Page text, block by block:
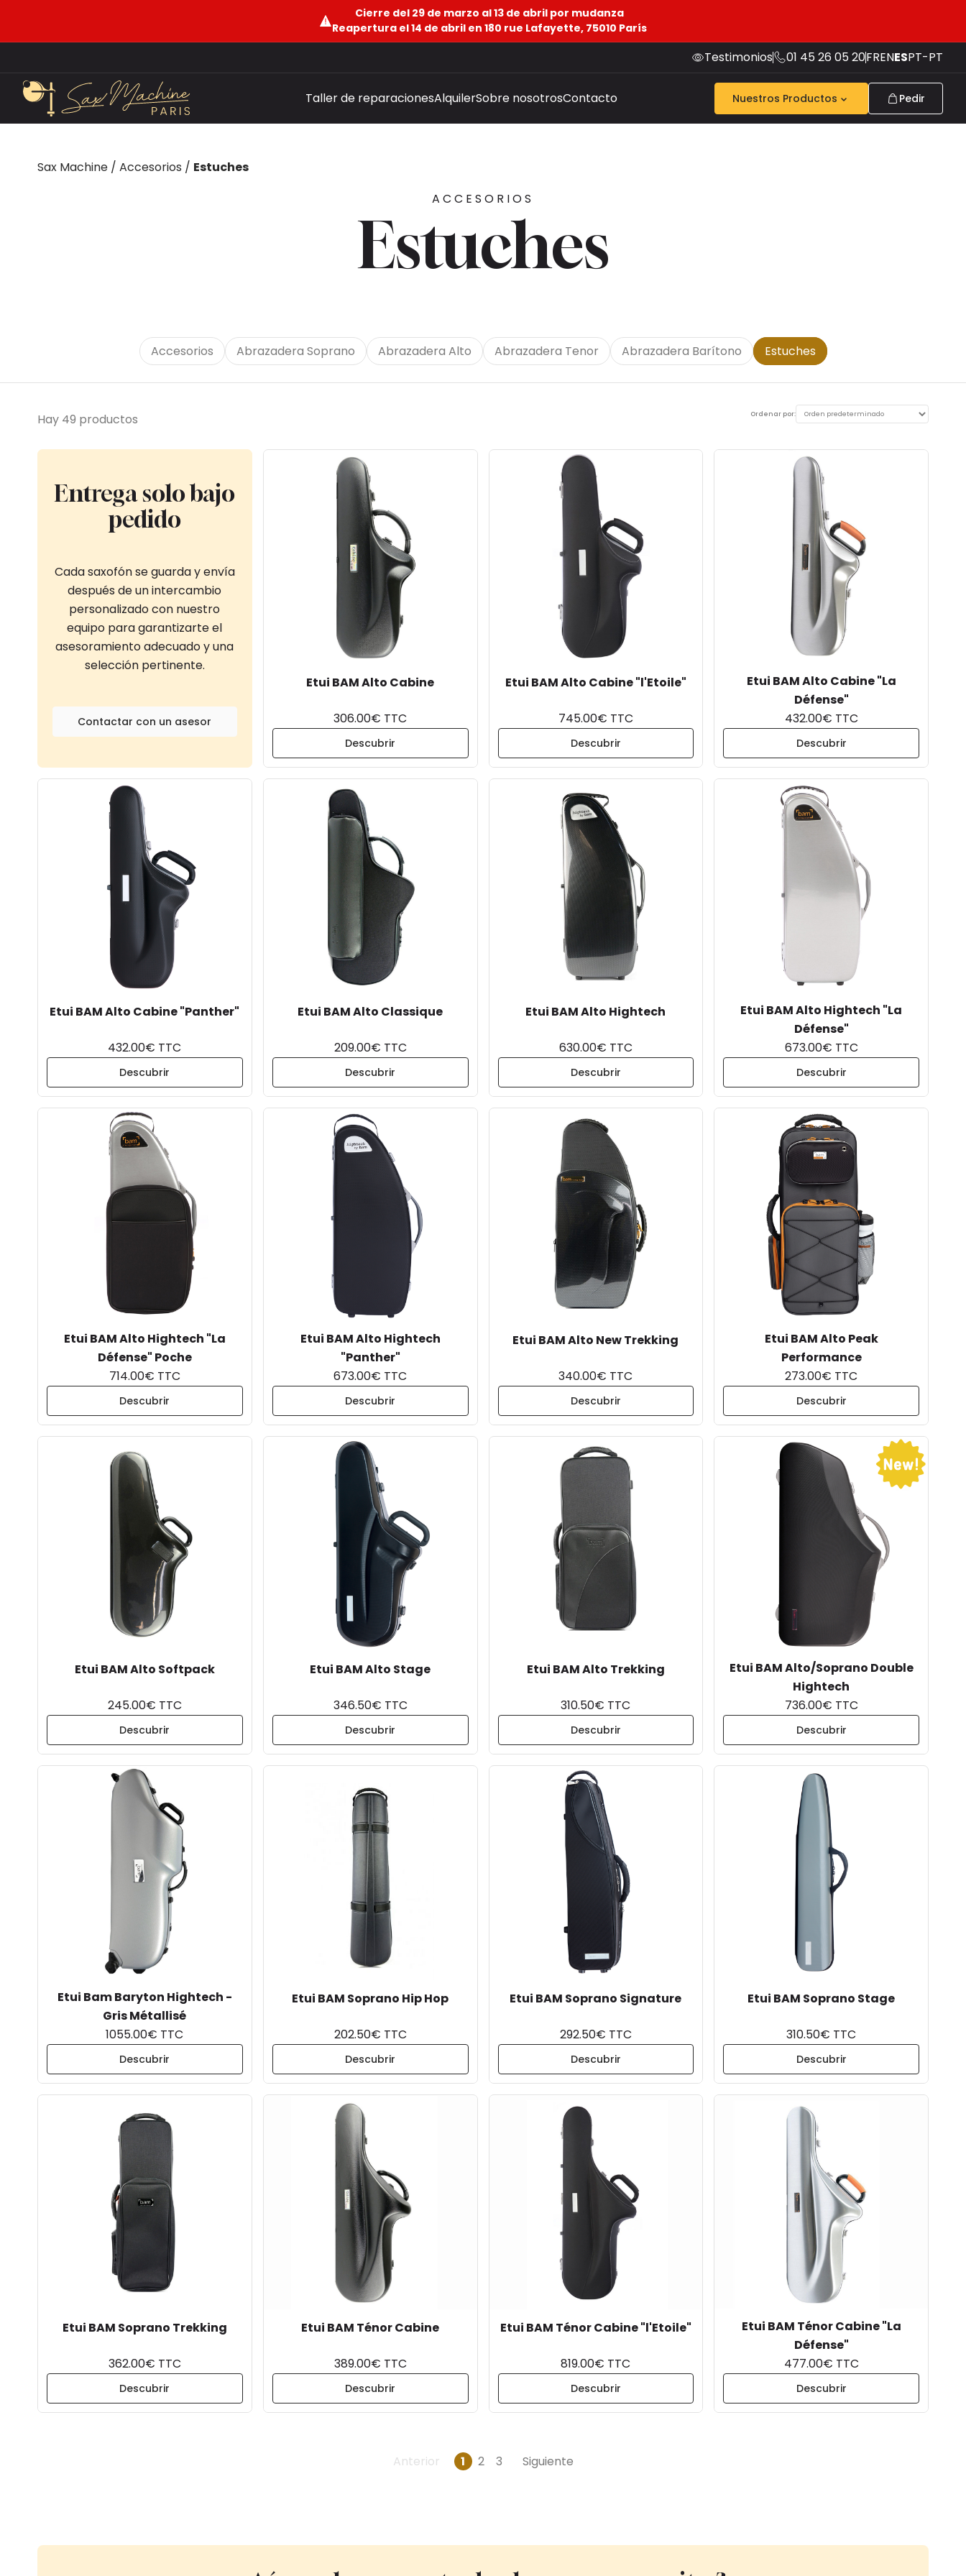
Cierre del 29 de marzo al 13 de abril por mudanza
Reapertura el 14 de abril en 180 rue Lafayette, 75010 París
Testimonios 01 45 26 05 20FRENESPT-PT
Taller de reparacionesAlquilerSobre nosotrosContacto Nuestros Productos Pedir
Sax Machine / Accesorios / Estuches
ACCESORIOS
Estuches
Accesorios Abrazadera Soprano Abrazadera Alto Abrazadera Tenor Abrazadera Barítono Estuches
Hay 49 productos Ordenar por:
Entrega solo bajo
pedido
Cada saxofón se guarda y envía
después de un intercambio
personalizado con nuestro
equipo para garantizarte el
asesoramiento adecuado y una
selección pertinente.
Contactar con un asesor
Etui BAM Alto Cabine
306.00€ TTC
Descubrir
Etui BAM Alto Cabine "l'Etoile"
745.00€ TTC
Descubrir
Etui BAM Alto Cabine "La
Défense"
432.00€ TTC
Descubrir
Etui BAM Alto Cabine "Panther"
432.00€ TTC
Descubrir
Etui BAM Alto Classique
209.00€ TTC
Descubrir
Etui BAM Alto Hightech
630.00€ TTC
Descubrir
Etui BAM Alto Hightech "La
Défense"
673.00€ TTC
Descubrir
Etui BAM Alto Hightech "La
Défense" Poche
714.00€ TTC
Descubrir
Etui BAM Alto Hightech
"Panther"
673.00€ TTC
Descubrir
Etui BAM Alto New Trekking
340.00€ TTC
Descubrir
Etui BAM Alto Peak
Performance
273.00€ TTC
Descubrir
Etui BAM Alto Softpack
245.00€ TTC
Descubrir
Etui BAM Alto Stage
346.50€ TTC
Descubrir
Etui BAM Alto Trekking
310.50€ TTC
Descubrir
Etui BAM Alto/Soprano Double
Hightech
736.00€ TTC
Descubrir
Etui Bam Baryton Hightech -
Gris Métallisé
1055.00€ TTC
Descubrir
Etui BAM Soprano Hip Hop
202.50€ TTC
Descubrir
Etui BAM Soprano Signature
292.50€ TTC
Descubrir
Etui BAM Soprano Stage
310.50€ TTC
Descubrir
Etui BAM Soprano Trekking
362.00€ TTC
Descubrir
Etui BAM Ténor Cabine
389.00€ TTC
Descubrir
Etui BAM Ténor Cabine "l'Etoile"
819.00€ TTC
Descubrir
Etui BAM Ténor Cabine "La
Défense"
477.00€ TTC
Descubrir
Anterior 1 2 3 Siguiente